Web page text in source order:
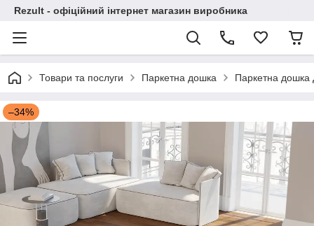
Rezult - офіційний інтернет магазин виробника
Товари та послуги Паркетна дошка Паркетна дошка
–34%